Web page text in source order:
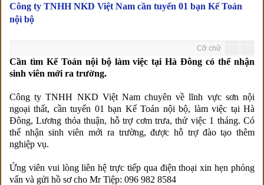
Công ty TNHH NKD Việt Nam cần tuyển 01 bạn Kế Toán
nội bộ
Cỡ chữ
Cần tìm Kế Toán nội bộ làm việc tại Hà Đông có thể nhận
sinh viên mới ra trường.
Công ty TNHH NKD Việt Nam chuyên về lĩnh vực sơn nội
ngoại thất, cần tuyển 01 bạn Kế Toán nội bộ, làm việc tại Hà
Đông, Lương thỏa thuận, hỗ trợ cơm trưa, thử việc 1 tháng. Có
thể nhận sinh viên mới ra trường, được hỗ trợ đào tạo thêm
nghiệp vụ.
Ứng viên vui lòng liên hệ trực tiếp qua điện thoại xin hẹn phỏng
vấn và gửi hồ sơ cho Mr Tiệp: 096 982 8584